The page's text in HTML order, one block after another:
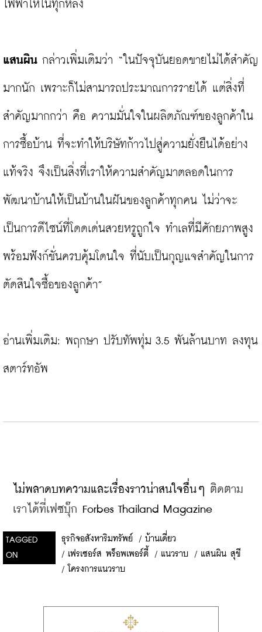
ไฟฟ้าให้ในทุกหลัง
แสนผิน กล่าวเพิ่มเติมว่า “ในปัจจุบันยอดขายไม่ได้สำคัญ
มากนัก เพราะก็ไม่สามารถประมาณการรายได้ แต่สิ่งที่
สำคัญมากกว่า คือ ความมั่นใจในผลิตภัณฑ์ของลูกค้าใน
การซื้อบ้าน ที่จะทำให้บริษัทก้าวไปสู่ความยั่งยืนได้อย่าง
แท้จริง จึงเป็นสิ่งที่เราให้ความสำคัญมาตลอดในการ
พัฒนาบ้านให้เป็นบ้านในฝันของลูกค้าทุกคน ไม่ว่าจะ
เป็นการดีไซน์ที่โดดเด่นสวยหรูถูกใจ ทำเลที่มีศักยภาพสูง
พร้อมฟังก์ชั่นครบคุ้มโดนใจ ที่นับเป็นกุญแจสำคัญในการ
ตัดสินใจซื้อของลูกค้า”
อ่านเพิ่มเติม: พฤกษา ปรับทัพทุ่ม 3.5 พันล้านบาท ลงทุน
สตาร์ทอัพ
ไม่พลาดบทความและเรื่องราวน่าสนใจอื่นๆ ติดตาม
เราได้ที่เฟซบุ๊ก Forbes Thailand Magazine
TAGGED
ON
ธุรกิจอสังหาริมทรัพย์ / บ้านเดี่ยว
/ เฟรเซอร์ส พร็อพเพอร์ตี้ / แนวราบ / แสนผิน สุขี
/ โครงการแนวราบ